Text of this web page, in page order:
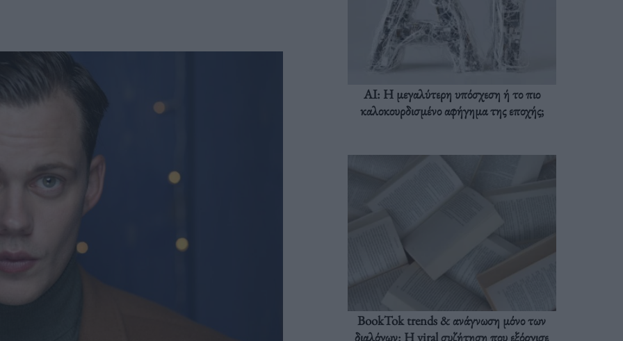
AI: Η μεγαλύτερη υπόσχεση ή το πιο
καλοκουρδισμένο αφήγημα της εποχής;
BookTok trends & ανάγνωση μόνο των
διαλόγων: Η viral συζήτηση που εξόργισε